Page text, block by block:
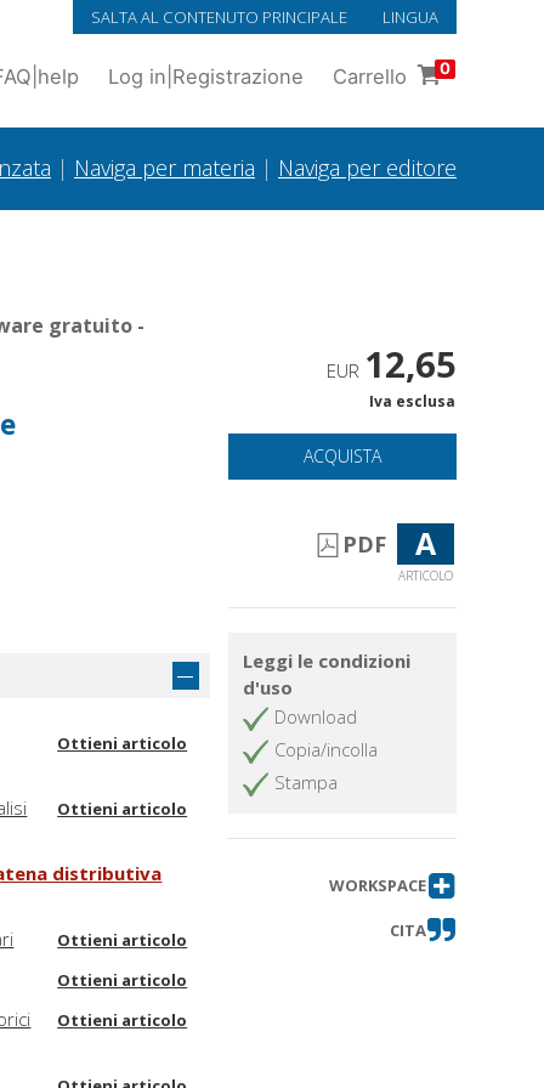
SALTA AL CONTENUTO PRINCIPALE LINGUA
help Log in Registrazione Carrello 0
| Naviga per materia | Naviga per editore
gratuito -
Ottieni articolo
Ottieni articolo
distributiva
Ottieni articolo
Ottieni articolo
Ottieni articolo
EUR 12,65
Iva esclusa
ACQUISTA
PDF A
ARTICOLO
Leggi le condizioni
d'uso
Download
Copia/incolla
Stampa
WORKSPACE
CITA